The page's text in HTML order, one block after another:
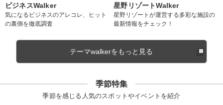
ビジネスWalker
気になるビジネスのアレコレ、ヒット
の裏側を徹底調査
星野リゾートWalker
星野リゾートが運営する多彩な施設の
最新情報をチェック！
テーマwalkerをもっと見る
季節特集
季節を感じる人気のスポットやイベントを紹介